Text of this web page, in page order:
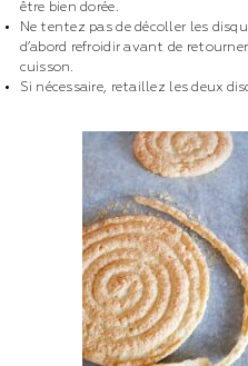
être bien dorée.
Ne tentez pas de décoller les
d’abord refroidir avant de
cuisson.
Si nécessaire, retaillez les deux